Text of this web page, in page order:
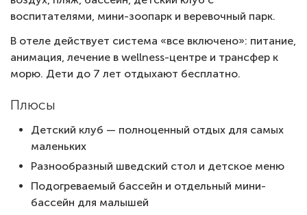
воспитателями, мини-зоопарк и веревочный парк.
В отеле действует система «все включено»: питание,
анимация, лечение в wellness-центре и трансфер к
морю. Дети до 7 лет отдыхают бесплатно.
Плюсы
Детский клуб — полноценный отдых для самых
маленьких
Разнообразный шведский стол и детское меню
Подогреваемый бассейн и отдельный мини-
бассейн для малышей